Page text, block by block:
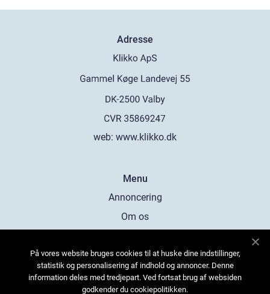
Adresse
web: www.klikko.dk
Menu
Annoncering
Om os
Kontakt os
Sitemap
På vores website bruges cookies til at huske dine indstillinger,
statistik og personalisering af indhold og annoncer. Denne
information deles med tredjepart. Ved fortsat brug af websiden
godkender du cookiepolitikken.